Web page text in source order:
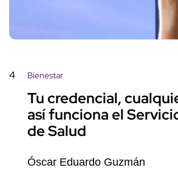
4 Bienestar
Tu credencial,
así funciona el
de Salud
Óscar Eduardo Guzmán